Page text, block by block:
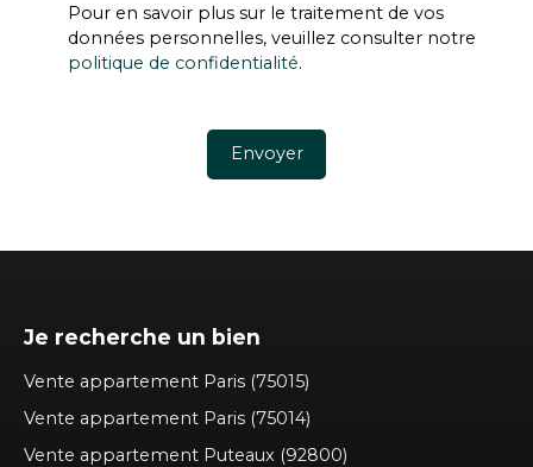
Pour en savoir plus sur le traitement de vos
données personnelles, veuillez consulter notre
politique de confidentialité.
Envoyer
Je recherche un bien
Vente appartement Paris (75015)
Vente appartement Paris (75014)
Vente appartement Puteaux (92800)